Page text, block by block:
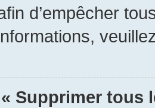
d’empêcher
Supprimer tous